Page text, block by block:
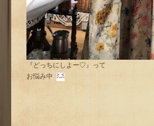
『どっちにしよー♡』って
お悩み中